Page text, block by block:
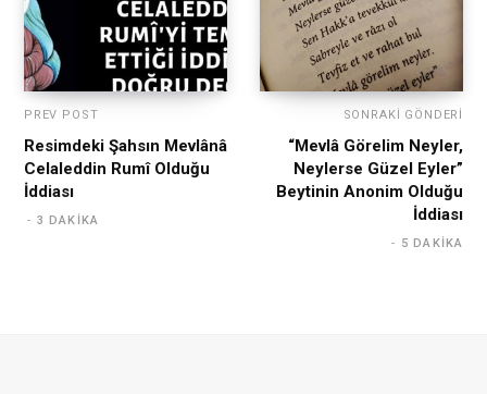
PREV POST
Resimdeki Şahsın Mevlânâ
Celaleddin Rumî Olduğu
İddiası
3 DAKIKA
SONRAKI GÖNDERI
“Mevlâ Görelim Neyler,
Neylerse Güzel Eyler”
Beytinin Anonim Olduğu
İddiası
5 DAKIKA